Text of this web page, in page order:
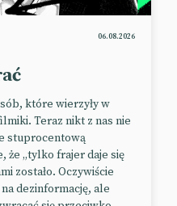
publiczności. Jednak
Park zmienił
Meta ma być za
wydarzeniami w
na Xbox
06.08.2026
które wierzyły w
Teraz nikt z nas nie
stuprocentową
że „tylko frajer daje się
zostało. Oczywiście
dezinformację, ale